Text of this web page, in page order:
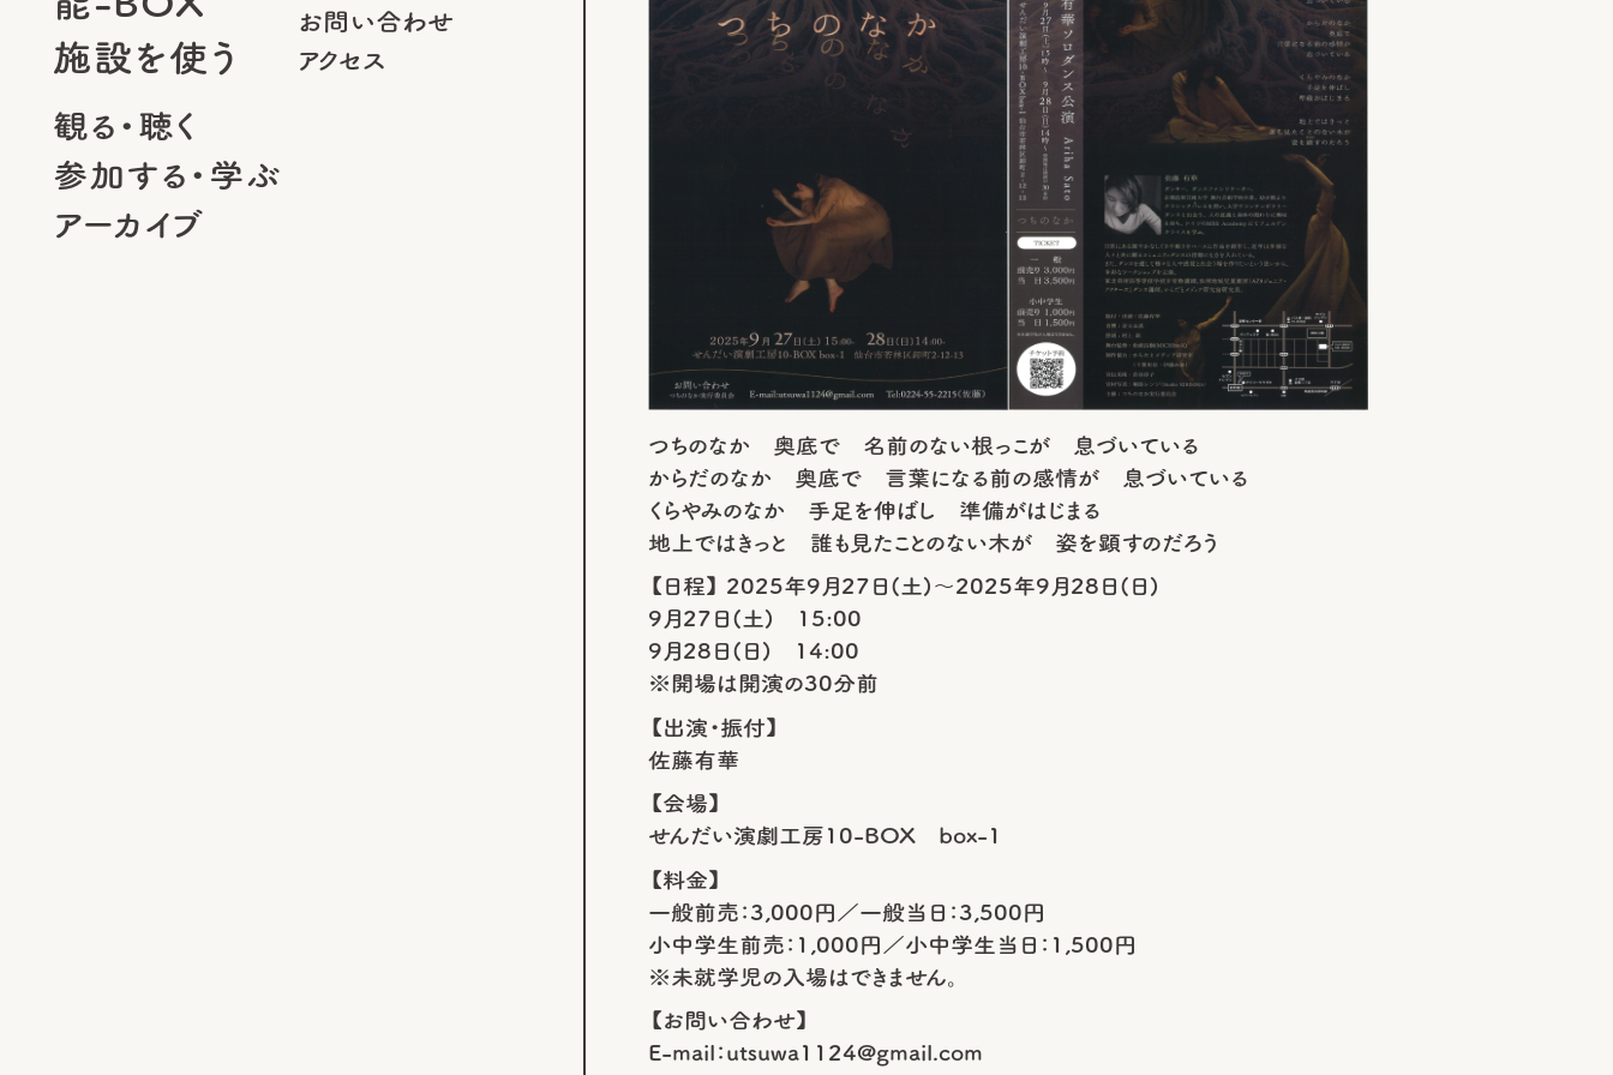
施設を使う
観る・聴く
参加する・学ぶ
アーカイブ
お問い合わせ
アクセス
つちのなか 奥底で 名前のない根っこが 息づいている
からだのなか 奥底で 言葉になる前の感情が 息づいている
くらやみのなか 手足を伸ばし 準備がはじまる
地上ではきっと 誰も見たことのない木が 姿を顕すのだろう
【日程】 2025年9月27日(土)～2025年9月28日(日)
9月27日(土) 15:00
9月28日(日) 14:00
※開場は開演の30分前
【出演・振付】
佐藤有華
【会場】
せんだい演劇工房10-BOX box-1
【料金】
一般前売：3,000円／一般当日：3,500円
小中学生前売：1,000円／小中学生当日：1,500円
※未就学児の入場はできません。
【お問い合わせ】
E-mail：utsuwa1124@gmail.com